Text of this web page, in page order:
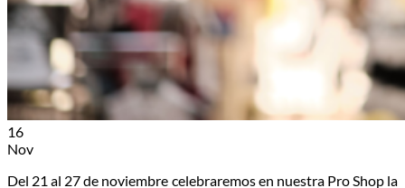
16
Nov
Del 21 al 27 de noviembre celebraremos en nuestra Pro Shop la